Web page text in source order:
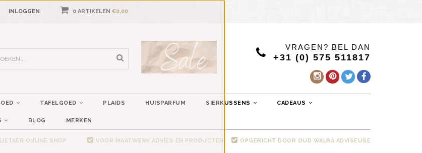
INLOGGEN 0 ARTIKELEN €0,00
VRAGEN? BEL DAN
+31 (0) 575 511817
TAFELGOED PLAIDS HUISPARFUM SIERKUSSENS CADEAUS
BLOG MERKEN
ONLINE SHOP VOOR MAATWERK ADVIES EN PRODUCTEN OPGERICHT DOOR OUD WALRA ADVISEUSE